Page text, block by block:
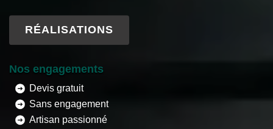
RÉALISATIONS
Nos engagements
Devis gratuit
Sans engagement
Artisan passionné